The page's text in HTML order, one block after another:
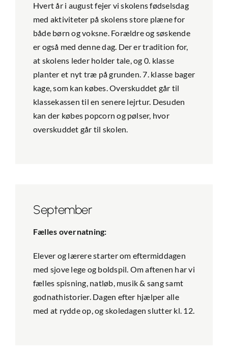
Hvert år i august fejer vi skolens fødselsdag
med aktiviteter på skolens store plæne for
både børn og voksne. Forældre og søskende
er også med denne dag. Der er tradition for,
at skolens leder holder tale, og 0. klasse
planter et nyt træ på grunden. 7. klasse bager
kage, som kan købes. Overskuddet går til
klassekassen til en senere lejrtur. Desuden
kan der købes popcorn og pølser, hvor
overskuddet går til skolen.
September
Fælles overnatning:
Elever og lærere starter om eftermiddagen
med sjove lege og boldspil. Om aftenen har vi
fælles spisning, natløb, musik & sang samt
godnathistorier. Dagen efter hjælper alle
med at rydde op, og skoledagen slutter kl. 12.